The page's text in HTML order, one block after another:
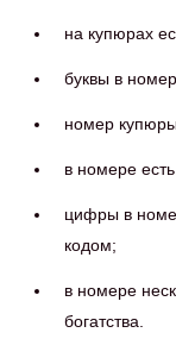
на купюрах
буквы в
номер
в номере
цифры в
кодом;
в номере
богатства.